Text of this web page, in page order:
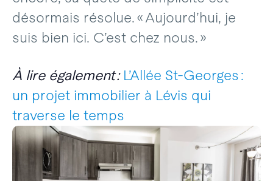
désormais résolue. « Aujourd’hui, je
suis bien ici. C’est chez nous. »
À lire également : L’Allée St-Georges :
un projet immobilier à Lévis qui
traverse le temps